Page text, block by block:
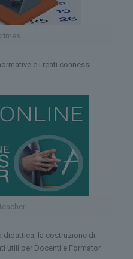
e i reati connessi
didattica, la costruzione di
utili per Docenti e Formator.